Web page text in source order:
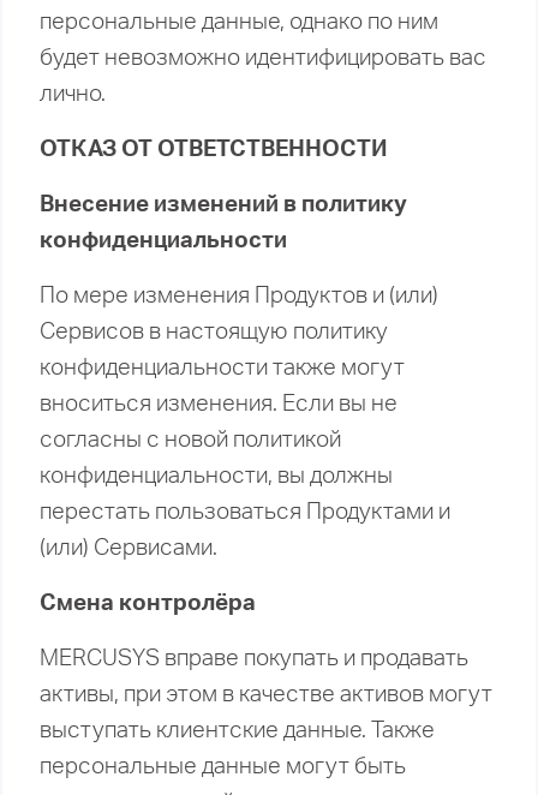
персональные данные, однако по ним
будет невозможно идентифицировать вас
лично.
ОТКАЗ ОТ ОТВЕТСТВЕННОСТИ
Внесение изменений в политику
конфиденциальности
По мере изменения Продуктов и (или)
Сервисов в настоящую политику
конфиденциальности также могут
вноситься изменения. Если вы не
согласны с новой политикой
конфиденциальности, вы должны
перестать пользоваться Продуктами и
(или) Сервисами.
Смена контролёра
MERCUSYS вправе покупать и продавать
активы, при этом в качестве активов могут
выступать клиентские данные. Также
персональные данные могут быть